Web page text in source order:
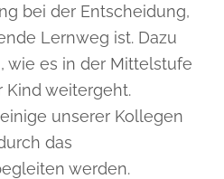
bei der Entscheidung,
Lernweg ist. Dazu
wie es in der Mittelstufe
Kind weitergeht.
unserer Kollegen
das
werden.